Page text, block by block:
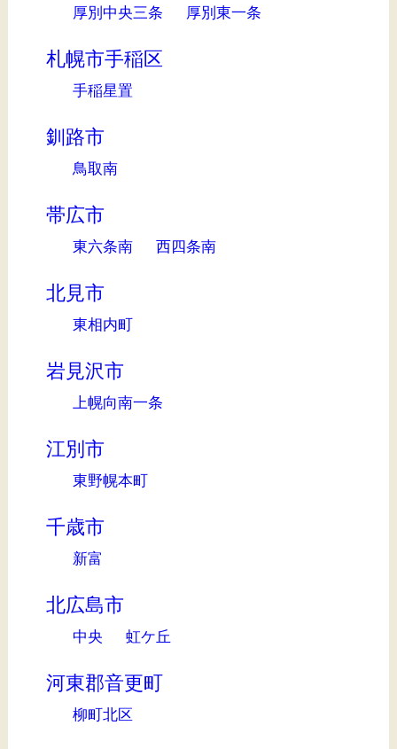
厚別中央三条 厚別東一条
札幌市手稲区
手稲星置
釧路市
鳥取南
帯広市
東六条南 西四条南
北見市
東相内町
岩見沢市
上幌向南一条
江別市
東野幌本町
千歳市
新富
北広島市
中央 虹ケ丘
河東郡音更町
柳町北区